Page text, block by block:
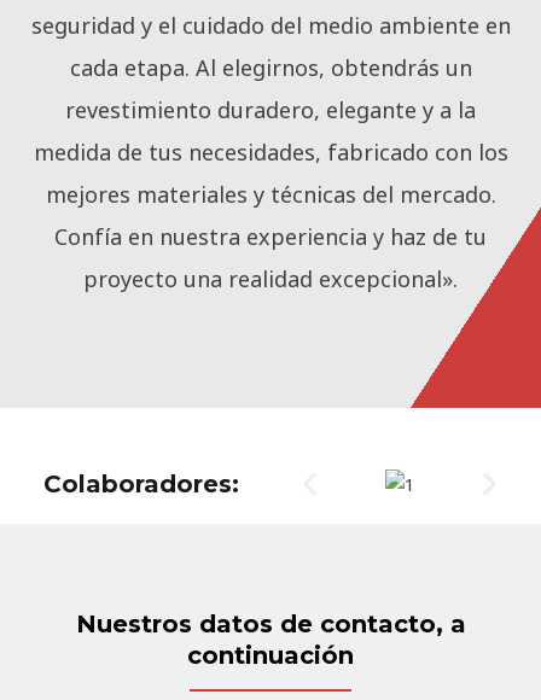
seguridad y el cuidado del medio ambiente en
cada etapa. Al elegirnos, obtendrás un
revestimiento duradero, elegante y a la
medida de tus necesidades, fabricado con los
mejores materiales y técnicas del mercado.
Confía en nuestra experiencia y haz de tu
proyecto una realidad excepcional».
Colaboradores:
Nuestros datos de contacto, a
continuación